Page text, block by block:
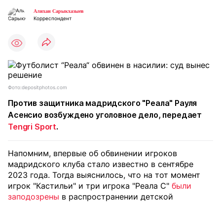
Алихан Сарыкхазыев
Корреспондент
Фото:depositphotos.com
Против защитника мадридского "Реала" Рауля
Асенсио возбуждено уголовное дело, передает
Tengri Sport.
Напомним, впервые об обвинении игроков
мадридского клуба стало известно в сентябре
2023 года. Тогда выяснилось, что на тот момент
игрок "Кастильи" и три игрока "Реала С" были
заподозрены в распространении детской